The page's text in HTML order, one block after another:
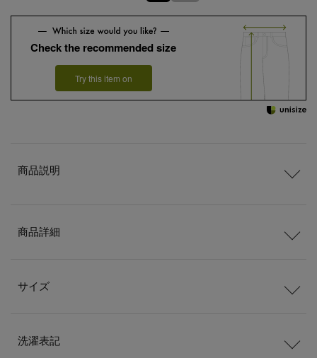
Check the recommended size
Try this item on
商品説明
商品詳細
サイズ
洗濯表記